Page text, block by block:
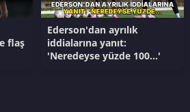
flaş
Ederson'dan ayrılık
iddialarına yanıt:
'Neredeyse yüzde 100...'